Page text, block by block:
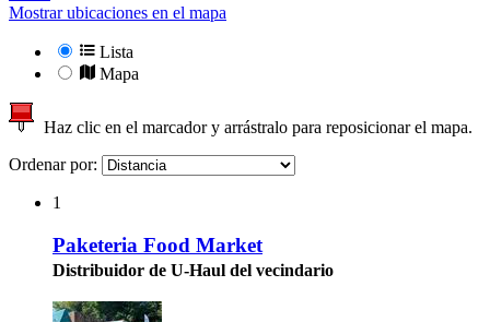
Mostrar ubicaciones en el mapa
Lista
Mapa
Haz clic en el marcador y arrástralo para reposicionar el mapa.
Ordenar por:
1
Paketeria Food Market
Distribuidor de U-Haul del vecindario